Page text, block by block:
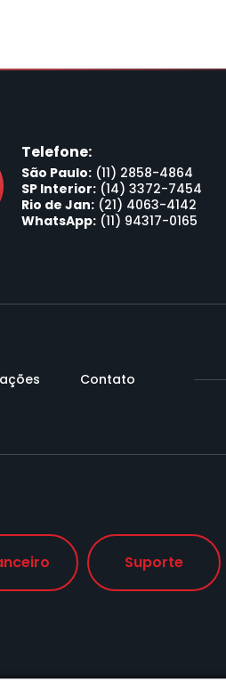
Telefone:
São Paulo: (11) 2858-4864
SP Interior: (14) 3372-7454
Rio de Jan: (21) 4063-4142
WhatsApp: (11) 94317-0165
Contato
Suporte